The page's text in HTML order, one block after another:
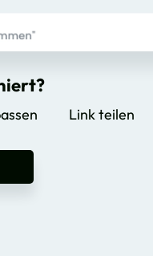
Link teilen